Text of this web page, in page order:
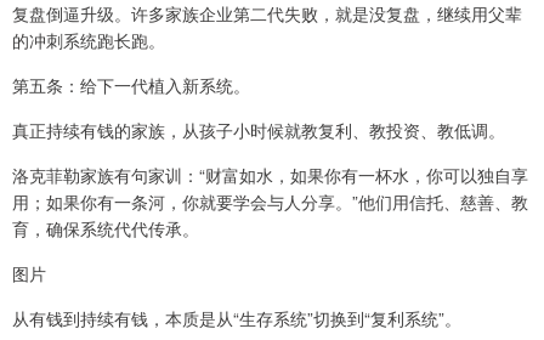
复盘倒逼升级。许多家族企业第二代失败，就是没复盘，继续用父辈
的冲刺系统跑长跑。
第五条：给下一代植入新系统。
真正持续有钱的家族，从孩子小时候就教复利、教投资、教低调。
洛克菲勒家族有句家训：“财富如水，如果你有一杯水，你可以独自享
用；如果你有一条河，你就要学会与人分享。”他们用信托、慈善、教
育，确保系统代代传承。
图片
从有钱到持续有钱，本质是从“生存系统”切换到“复利系统”。